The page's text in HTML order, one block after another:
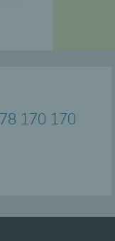
170 170